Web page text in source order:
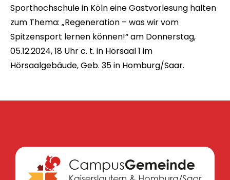
Sporthochschule in Köln eine Gastvorlesung halten
zum Thema: „Regeneration – was wir vom
Spitzensport lernen können!“ am Donnerstag,
05.12.2024, 18 Uhr c. t. in Hörsaal 1 im
Hörsaalgebäude, Geb. 35 in Homburg/Saar.